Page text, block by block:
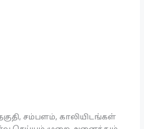
சம்பளம், காலியிடங்கள்